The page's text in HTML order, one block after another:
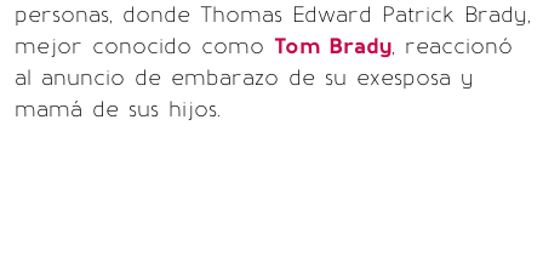
personas, donde Thomas Edward Patrick Brady,
mejor conocido como Tom Brady, reaccionó
al anuncio de embarazo de su exesposa y
mamá de sus hijos.